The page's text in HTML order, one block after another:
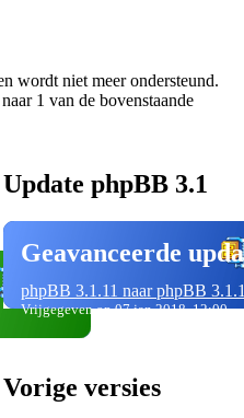
wordt niet meer ondersteund.
1 van de bovenstaande
Update phpBB 3.1
Geavanceerde
phpBB 3.1.11 naar phpBB
Vrijgegeven op 07 jan 2018, 12:00
Vorige versies